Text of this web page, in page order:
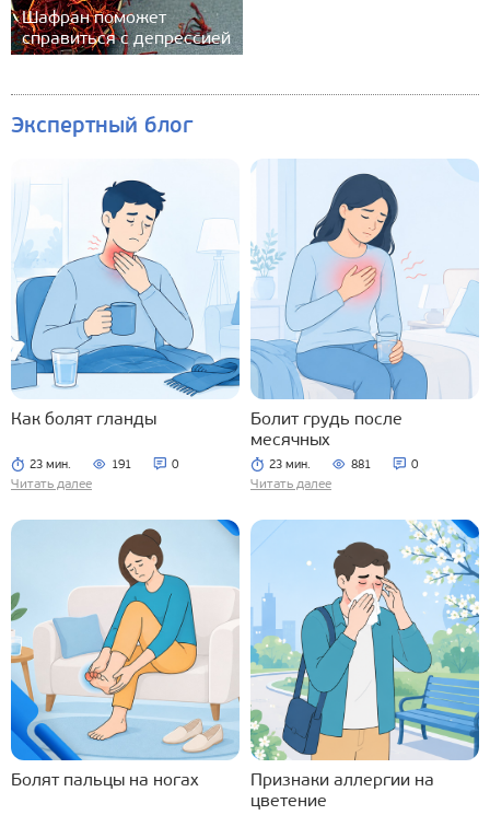
Шафран поможет
справиться с депрессией
Экспертный блог
Как болят гланды
23 мин. 191 0
Читать далее
Болит грудь после
месячных
23 мин. 881 0
Читать далее
Болят пальцы на ногах
Признаки аллергии на
цветение